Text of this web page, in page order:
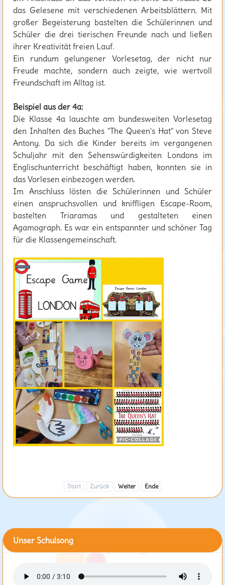
das Gelesene mit verschiedenen Arbeitsblättern. Mit
großer Begeisterung bastelten die Schülerinnen und
Schüler die drei tierischen Freunde nach und ließen
ihrer Kreativität freien Lauf.
Ein rundum gelungener Vorlesetag, der nicht nur
Freude machte, sondern auch zeigte, wie wertvoll
Freundschaft im Alltag ist.
Beispiel aus der 4a:
Die Klasse 4a lauschte am bundesweiten Vorlesetag
den Inhalten des Buches "The Queen's Hat" von Steve
Antony. Da sich die Kinder bereits im vergangenen
Schuljahr mit den Sehenswürdigkeiten Londons im
Englischunterricht beschäftigt haben, konnten sie in
das Vorlesen einbezogen werden.
Im Anschluss lösten die Schülerinnen und Schüler
einen anspruchsvollen und kniffligen Escape-Room,
bastelten Triaramas und gestalteten einen
Agamograph. Es war ein entspannter und schöner Tag
für die Klassengemeinschaft.
Start Zurück Weiter Ende
Unser Schulsong